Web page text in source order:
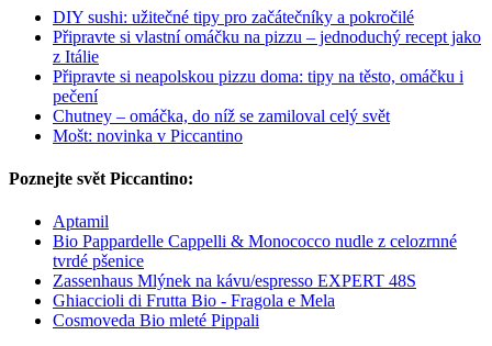
DIY sushi: užitečné tipy pro začátečníky a pokročilé
Připravte si vlastní omáčku na pizzu – jednoduchý recept jako
z Itálie
Připravte si neapolskou pizzu doma: tipy na těsto, omáčku i
pečení
Chutney – omáčka, do níž se zamiloval celý svět
Mošt: novinka v Piccantino
Poznejte svět Piccantino:
Aptamil
Bio Pappardelle Cappelli & Monococco nudle z celozrnné
tvrdé pšenice
Zassenhaus Mlýnek na kávu/espresso EXPERT 48S
Ghiaccioli di Frutta Bio - Fragola e Mela
Cosmoveda Bio mleté Pippali